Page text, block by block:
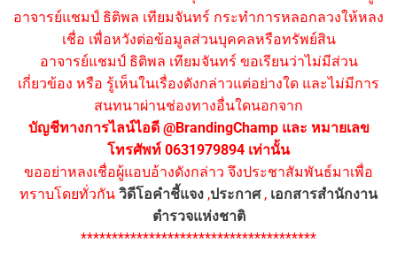
อาจารย์แชมป์ ธิติพล เทียมจันทร์ กระทำการหลอกลวงให้หลง
เชื่อ เพื่อหวังต่อข้อมูลส่วนบุคคลหรือทรัพย์สิน
อาจารย์แชมป์ ธิติพล เทียมจันทร์ ขอเรียนว่าไม่มีส่วน
เกี่ยวข้อง หรือ รู้เห็นในเรื่องดังกล่าวแต่อย่างใด และไม่มีการ
สนทนาผ่านช่องทางอื่นใดนอกจาก
บัญชีทางการไลน์ไอดี @BrandingChamp และ หมายเลข
โทรศัพท์ 0631979894 เท่านั้น
ขออย่าหลงเชื่อผู้แอบอ้างดังกล่าว จึงประชาสัมพันธ์มาเพื่อ
ทราบโดยทั่วกัน วิดีโอคำชี้แจง ,ประกาศ, เอกสารสำนักงาน
ตำรวจแห่งชาติ
**************************************